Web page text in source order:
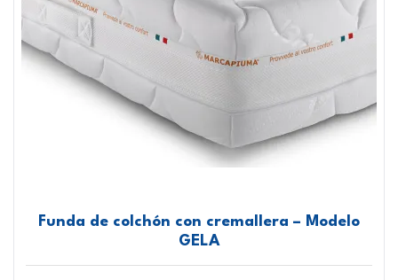
Funda de colchón con cremallera – Modelo
GELA